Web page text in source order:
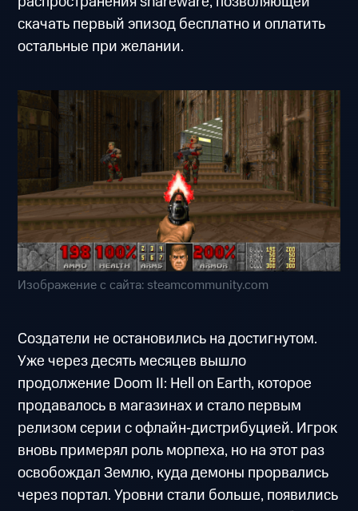
скачать первый эпизод бесплатно и оплатить
остальные при желании.
Изображение с сайта: steamcommunity.com
Создатели не остановились на достигнутом.
Уже через десять месяцев вышло
продолжение Doom II: Hell on Earth, которое
продавалось в магазинах и стало первым
релизом серии с офлайн‑дистрибуцией. Игрок
вновь примерял роль морпеха, но на этот раз
освобождал Землю, куда демоны прорвались
через портал. Уровни стали больше, появились